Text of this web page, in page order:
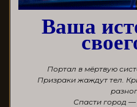
Ваша
Портал в мёртвую
Призраки жаждут тел.
Спасти город —